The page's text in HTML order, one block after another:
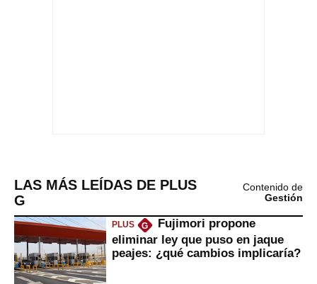
LAS MÁS LEÍDAS DE PLUS
G
Contenido de
Gestión
PLUS G
Fujimori propone
eliminar ley que puso en jaque
peajes: ¿qué cambios implicaría?